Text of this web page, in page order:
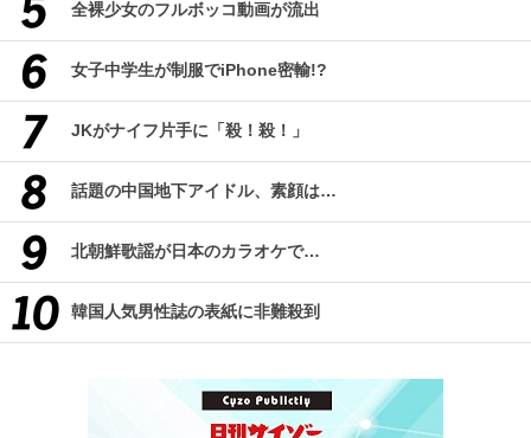
全裸少女のフルボッコ動画が流出
女子中学生が制服でiPhone密輸!?
JKがナイフ片手に「殺！殺！」
話題の中国地下アイドル、素顔は…
北朝鮮歌謡が日本のカラオケで…
韓国人気男性誌の表紙に非難殺到